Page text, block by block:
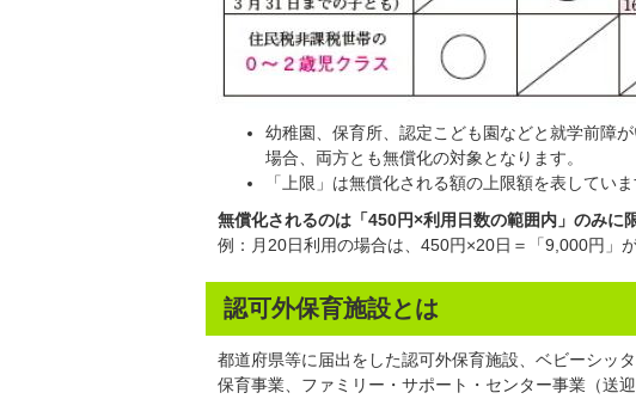
幼稚園、保育所、認定こども園などと就学前障
場合、両方とも無償化の対象となります。
「上限」は無償化される額の上限額を表していま
無償化されるのは「450円×利用日数の範囲内」のみに
例：月20日利用の場合は、450円×20日＝「9,000円」
認可外保育施設とは
都道府県等に届出をした認可外保育施設、ベビーシッ
保育事業、ファミリー・サポート・センター事業（送